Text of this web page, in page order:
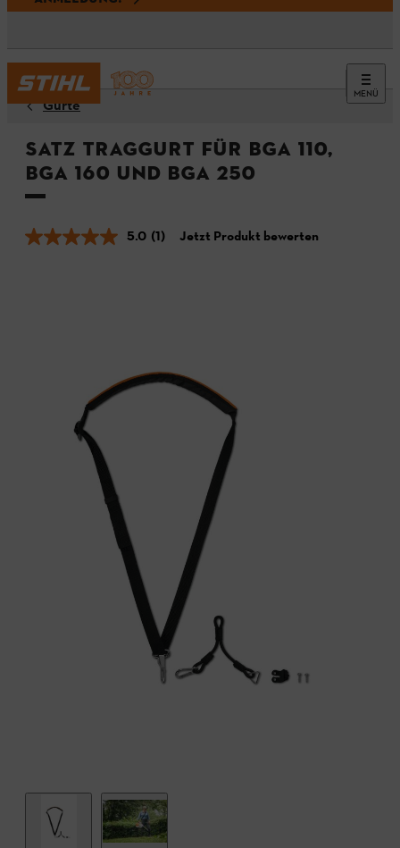
MENÜ
Gurte
Satz Traggurt für BGA 110,
BGA 160 und BGA 250
5.0 (1) Jetzt Produkt bewerten